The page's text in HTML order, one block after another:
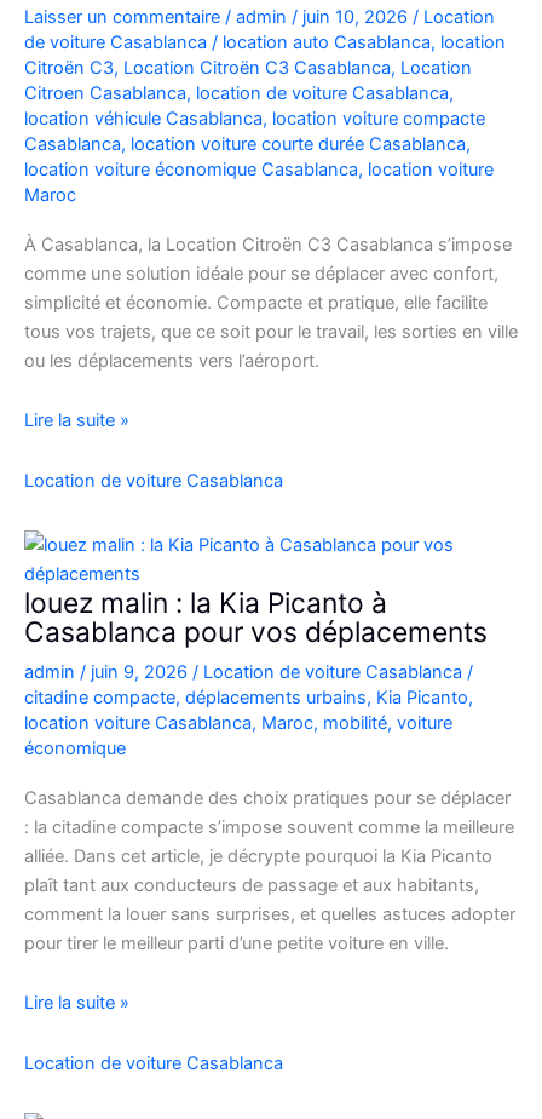
Louer
Facilement
Laisser un commentaire / admin / juin 10, 2026 / Location
de voiture Casablanca / location auto Casablanca, location
Citroën C3, Location Citroën C3 Casablanca, Location
Citroen Casablanca, location de voiture Casablanca,
location véhicule Casablanca, location voiture compacte
Casablanca, location voiture courte durée Casablanca,
location voiture économique Casablanca, location voiture
Maroc
À Casablanca, la Location Citroën C3 Casablanca s’impose
comme une solution idéale pour se déplacer avec confort,
simplicité et économie. Compacte et pratique, elle facilite
tous vos trajets, que ce soit pour le travail, les sorties en ville
ou les déplacements vers l’aéroport.
Location
voiture
C3
à
Casablanca
Lire la suite »
Location de voiture Casablanca
louez malin : la Kia Picanto à
Casablanca pour vos déplacements
admin / juin 9, 2026 / Location de voiture Casablanca /
citadine compacte, déplacements urbains, Kia Picanto,
location voiture Casablanca, Maroc, mobilité, voiture
économique
Casablanca demande des choix pratiques pour se déplacer
: la citadine compacte s’impose souvent comme la meilleure
alliée. Dans cet article, je décrypte pourquoi la Kia Picanto
plaît tant aux conducteurs de passage et aux habitants,
comment la louer sans surprises, et quelles astuces adopter
pour tirer le meilleur parti d’une petite voiture en ville.
louez
:
Lire la suite »
Location de voiture Casablanca